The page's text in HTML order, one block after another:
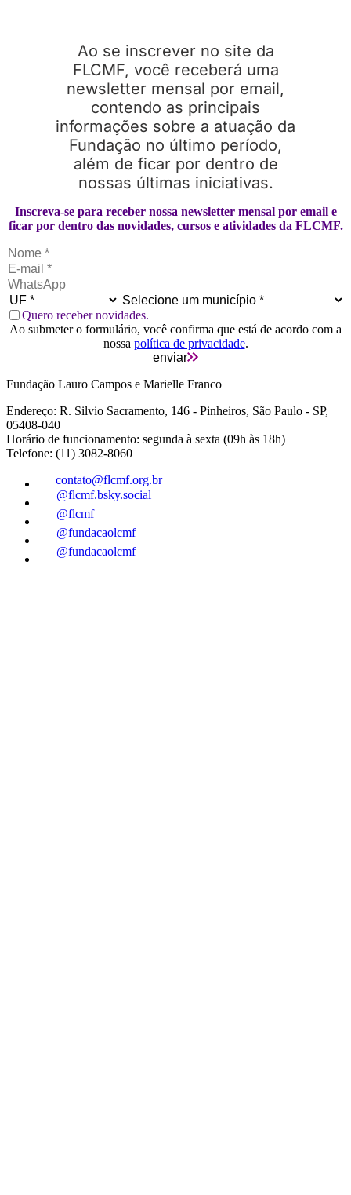
Inscreva-se para receber nossa newsletter mensal por email e
ficar por dentro das novidades, cursos e atividades da FLCMF.
Quero receber novidades.
Ao submeter o formulário, você confirma que está de acordo com a
nossa política de privacidade.
enviar
Ao se inscrever no site da
FLCMF, você receberá uma
newsletter mensal por email,
contendo as principais
informações sobre a atuação da
Fundação no último período,
além de ficar por dentro de
nossas últimas iniciativas.
Fundação Lauro Campos e Marielle Franco
Endereço: R. Silvio Sacramento, 146 - Pinheiros, São Paulo - SP,
05408-040
Horário de funcionamento: segunda à sexta (09h às 18h)
Telefone: (11) 3082-8060
contato@flcmf.org.br
@flcmf.bsky.social
@flcmf
@fundacaolcmf
@fundacaolcmf